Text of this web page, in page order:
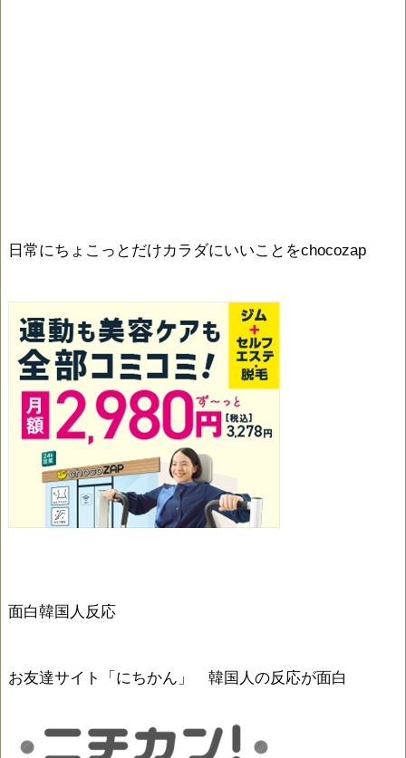
日常にちょこっとだけカラダにいいことをchocozap
面白韓国人反応
お友達サイト「にちかん」 韓国人の反応が面白